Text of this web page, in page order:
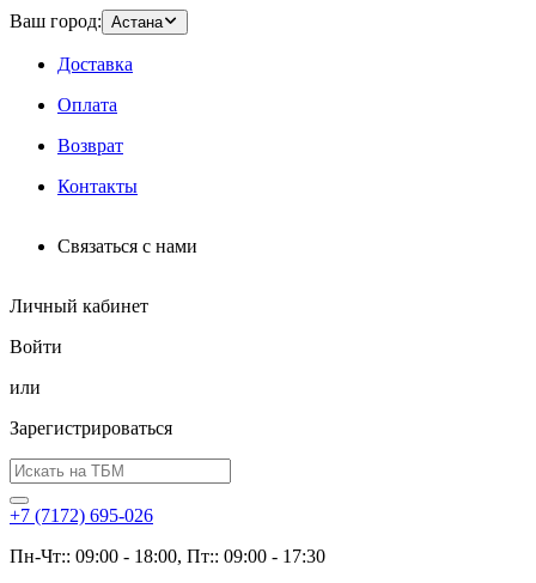
Ваш город: Астана
Доставка
Оплата
Возврат
Контакты
Связаться с нами
Личный кабинет
Войти
или
Зарегистрироваться
+7 (7172) 695-026
Пн-Чт:: 09:00 - 18:00, Пт:: 09:00 - 17:30